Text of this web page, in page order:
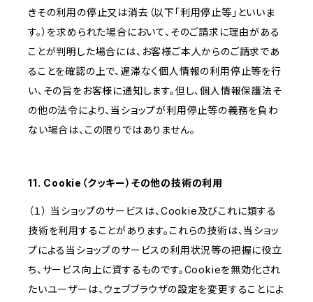
きその利用の停止又は消去（以下「利用停止等」といいま
す。）を求められた場合において、そのご請求に理由がある
ことが判明した場合には、お客様ご本人からのご請求であ
ることを確認の上で、遅滞なく個人情報の利用停止等を行
い、その旨をお客様に通知します。但し、個人情報保護法そ
の他の法令により、当ショップが利用停止等の義務を負わ
ない場合は、この限りではありません。
11. Cookie（クッキー）その他の技術の利用
（１） 当ショップのサービスは、Cookie及びこれに類する
技術を利用することがあります。これらの技術は、当ショッ
プによる当ショップのサービスの利用状況等の把握に役立
ち、サービス向上に資するものです。Cookieを無効化され
たいユーザーは、ウェブブラウザの設定を変更することによ